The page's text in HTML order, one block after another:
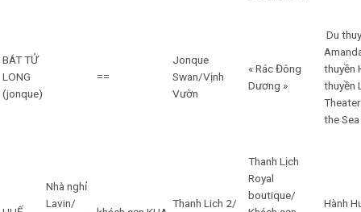
BÁT TỬ
LONG
(jonque)
==
Jonque
Swan/Vịnh
Vườn
« Rác Đông
Dương »
Du
thuyền
thuyền
the Sea
Nhà nghỉ
Lavin/
Thanh Lich 2/
Thanh Lịch
Royal
boutique/
Hành